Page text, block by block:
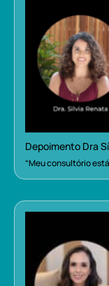
Depoimento Dra
“Meu consultório